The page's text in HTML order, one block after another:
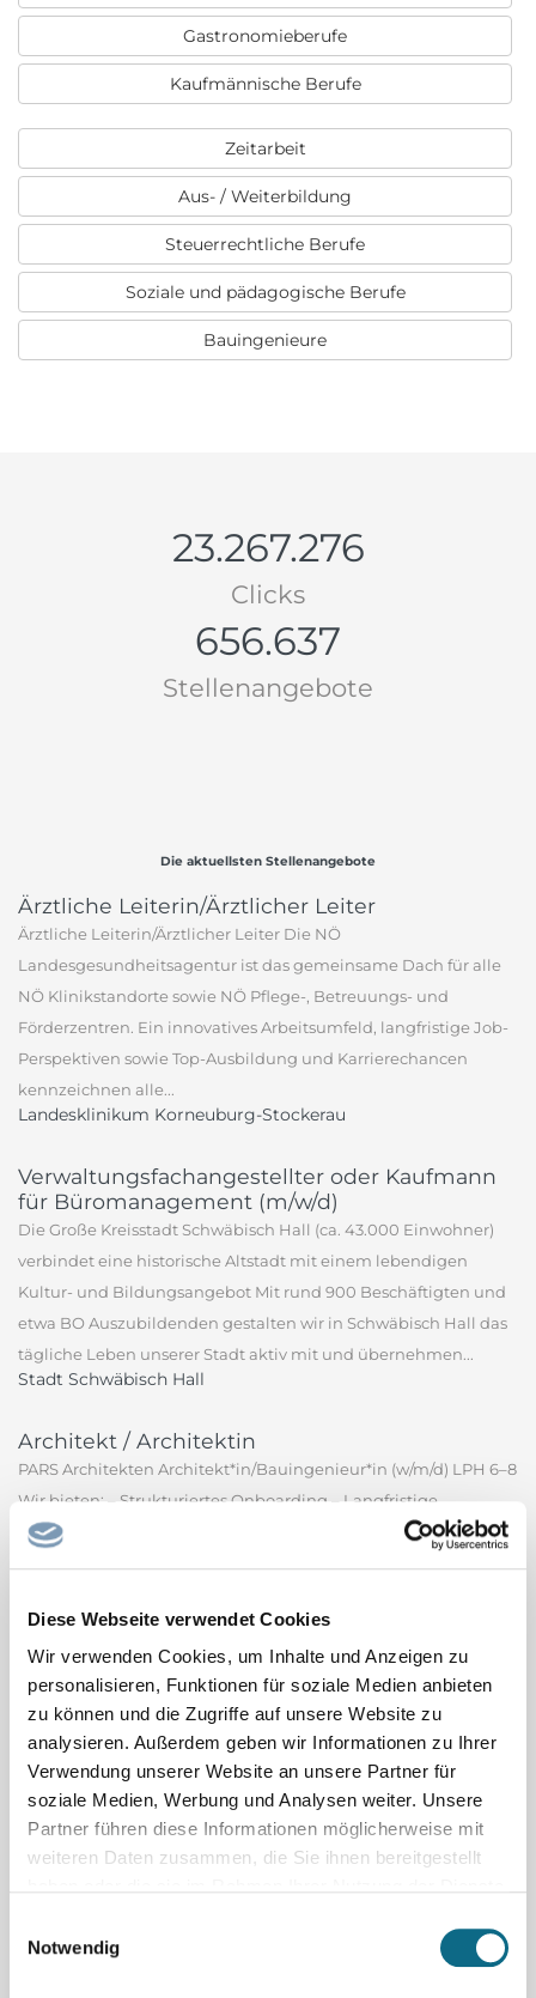
Diese Webseite verwendet Cookies
Wir verwenden Cookies, um Inhalte und Anzeigen zu
personalisieren, Funktionen für soziale Medien anbieten
zu können und die Zugriffe auf unsere Website zu
analysieren. Außerdem geben wir Informationen zu Ihrer
Verwendung unserer Website an unsere Partner für
soziale Medien, Werbung und Analysen weiter. Unsere
Partner führen diese Informationen möglicherweise mit
weiteren Daten zusammen, die Sie ihnen bereitgestellt
Notwendig
Gastronomieberufe
Kaufmännische Berufe
Zeitarbeit
Aus- / Weiterbildung
Steuerrechtliche Berufe
Soziale und pädagogische Berufe
Bauingenieure
23.267.276
Clicks
656.637
Stellenangebote
Die aktuellsten Stellenangebote
Ärztliche Leiterin/Ärztlicher Leiter
Ärztliche Leiterin/Ärztlicher Leiter Die NÖ
Landesgesundheitsagentur ist das gemeinsame Dach für alle
NÖ Klinikstandorte sowie NÖ Pflege-, Betreuungs- und
Förderzentren. Ein innovatives Arbeitsumfeld, langfristige Job-
Perspektiven sowie Top-Ausbildung und Karrierechancen
kennzeichnen alle...
Landesklinikum Korneuburg-Stockerau
Verwaltungsfachangestellter oder Kaufmann
für Büromanagement (m/w/d)
Die Große Kreisstadt Schwäbisch Hall (ca. 43.000 Einwohner)
verbindet eine historische Altstadt mit einem lebendigen
Kultur- und Bildungsangebot Mit rund 900 Beschäftigten und
etwa BO Auszubildenden gestalten wir in Schwäbisch Hall das
tägliche Leben unserer Stadt aktiv mit und übernehmen...
Stadt Schwäbisch Hall
Architekt / Architektin
PARS Architekten Architekt*in/Bauingenieur*in (w/m/d) LPH 6–8
Wir bieten: – Strukturiertes Onboarding – Langfristige
Perspektive – Stärkung deiner Kompetenzen –
Aufgaben & Perspektiven: – Der Bau...
PARS Architekten GmbH
Spitalfacharzt / Spitalfachärztin Pädiatrie
Oberarzt oder Spitalfacharzt (m/w/d) 60 - 100% (Psychiatrie oder
Pädiatrie) Heilpädagogisch-Psychiatrische Fachstelle (HPF)
Bereich Kinder und Jugend mit Störung der intellektuellen
Entwicklung, Klinik Luzern Per 1. November 2026 oder nach
Vereinbarung Ihre Aufgaben - Ambulante Tätigkeit im...
Co-Chefarzt / Chefärztin mit Option Chefarzt /